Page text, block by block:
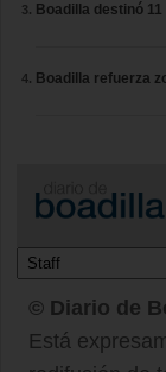
Boadilla destinó
Boadilla refuerza
© Diario de
Está